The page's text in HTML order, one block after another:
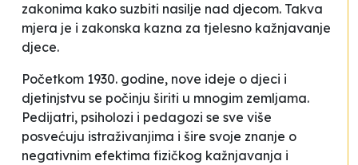
zakonima kako suzbiti nasilje nad djecom. Takva
mjera je i zakonska kazna za tjelesno kažnjavanje
djece.
Početkom 1930. godine, nove ideje o djeci i
djetinjstvu se počinju širiti u mnogim zemljama.
Pedijatri, psiholozi i pedagozi se sve više
posvećuju istraživanjima i šire svoje znanje o
negativnim efektima fizičkog kažnjavanja i